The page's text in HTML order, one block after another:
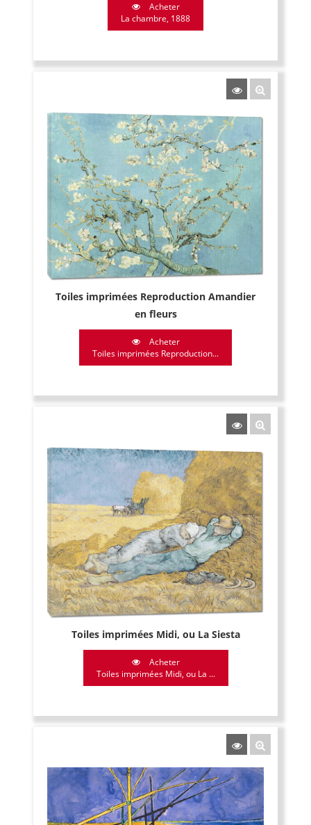
Acheter
La chambre, 1888
Toiles imprimées Reproduction Amandier
en fleurs
Acheter
Toiles imprimées Reproduction...
Toiles imprimées Midi, ou La Siesta
Acheter
Toiles imprimées Midi, ou La ...